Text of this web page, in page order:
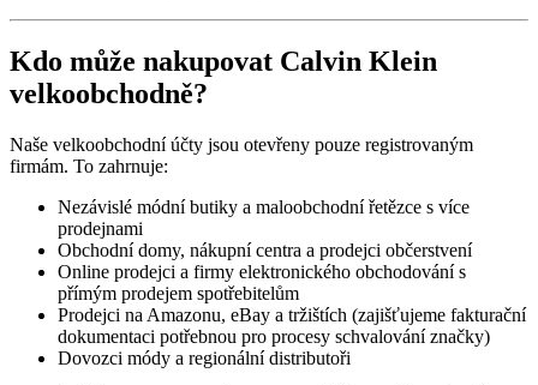
Kdo může nakupovat Calvin Klein
velkoobchodně?
Naše velkoobchodní účty jsou otevřeny pouze registrovaným
firmám. To zahrnuje:
Nezávislé módní butiky a maloobchodní řetězce s více
prodejnami
Obchodní domy, nákupní centra a prodejci občerstvení
Online prodejci a firmy elektronického obchodování s
přímým prodejem spotřebitelům
Prodejci na Amazonu, eBay a tržištích (zajišťujeme fakturační
dokumentaci potřebnou pro procesy schvalování značky)
Dovozci módy a regionální distributoři